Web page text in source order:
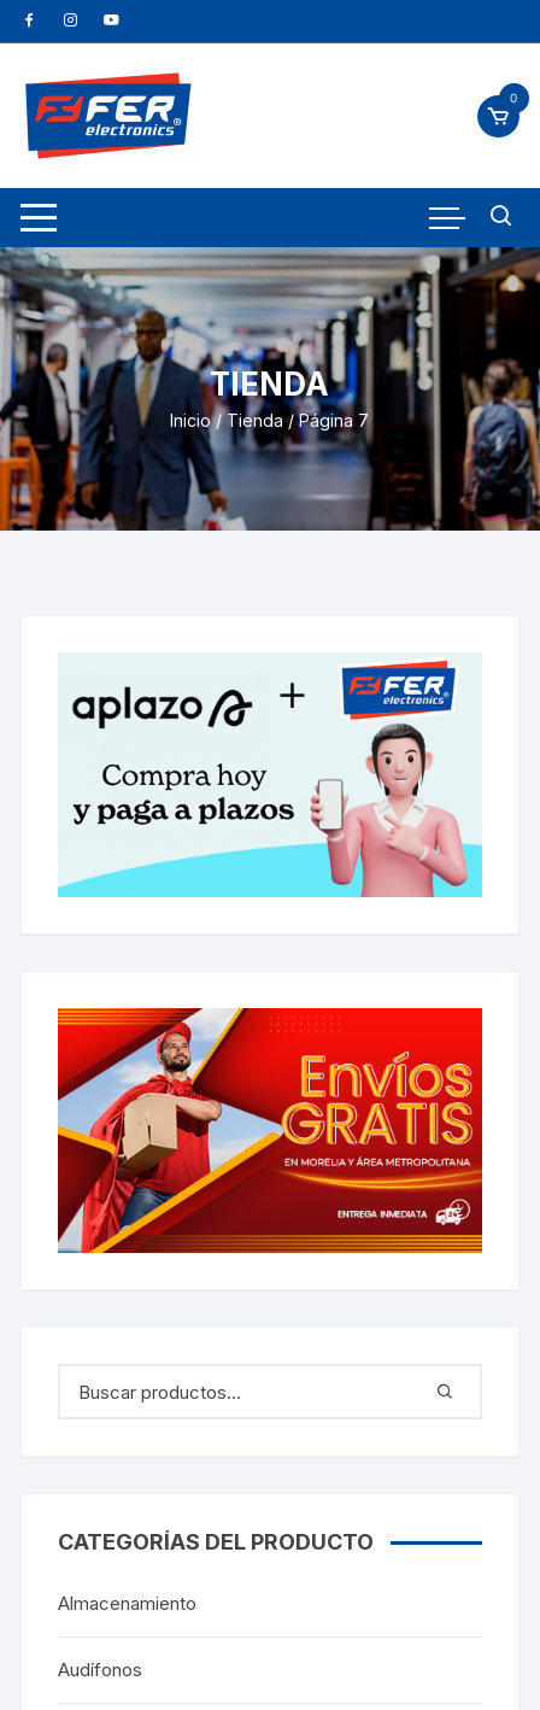
0
TIENDA
Inicio/Tienda/ Página 7
CATEGORÍAS DEL PRODUCTO
Almacenamiento
Audífonos